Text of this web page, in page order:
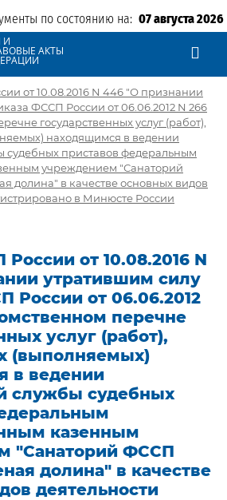
по состоянию на: 07 августа 2026
И
АКТЫ
от 10.08.2016 N 446 "О признании
ФССП России от 06.06.2012 N 266
государственных услуг (работ),
находящимся в ведении
судебных приставов федеральным
учреждением "Санаторий
долина" в качестве основных видов
в Минюсте России
от 10.08.2016 N
утратившим силу
России от 06.06.2012
перечне
услуг (работ),
(выполняемых)
в ведении
службы судебных
казенным
"Санаторий ФССП
долина" в качестве
деятельности